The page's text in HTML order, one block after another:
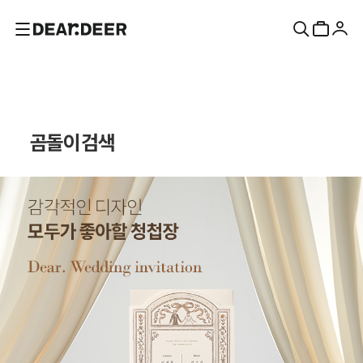
곰돌이 검색